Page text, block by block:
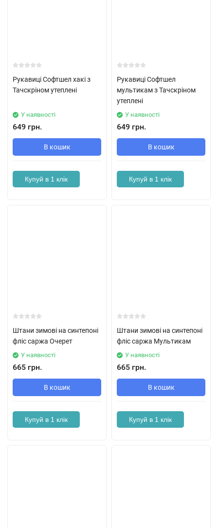
Рукавиці Софтшел хакі з
Тачскріном утеплені
У наявності
649 грн.
В кошик
Купуй в 1 клік
Рукавиці Софтшел
мультикам з Тачскріном
утеплені
У наявності
649 грн.
В кошик
Купуй в 1 клік
Штани зимові на синтепоні
фліс саржа Очерет
У наявності
665 грн.
В кошик
Купуй в 1 клік
Штани зимові на синтепоні
фліс саржа Мультикам
У наявності
665 грн.
В кошик
Купуй в 1 клік